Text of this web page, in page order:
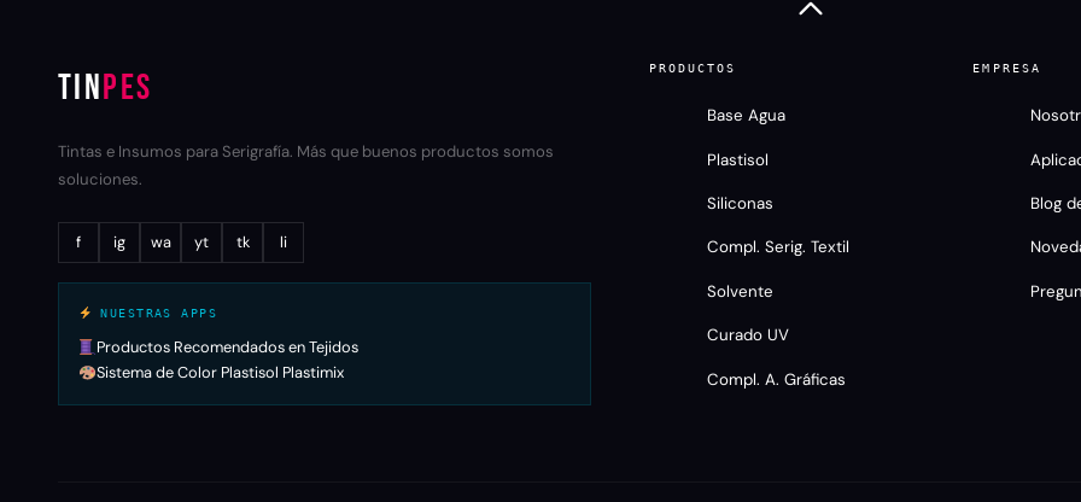
TINPES
Tintas e Insumos para Serigrafía. Más que buenos productos somos
soluciones.
f ig wa yt tk li
NUESTRAS APPS
Productos Recomendados en Tejidos
Sistema de Color Plastisol Plastimix
PRODUCTOS
Base Agua
Plastisol
Siliconas
Compl. Serig. Textil
Solvente
Curado UV
Compl. A. Gráficas
EMPRESA
Blog